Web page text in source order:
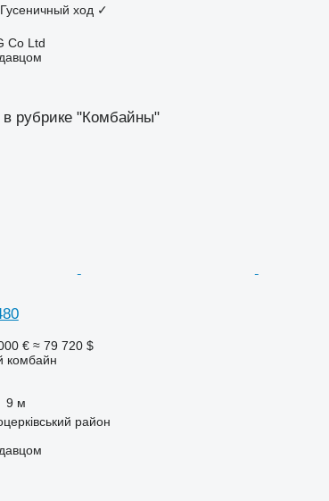
Гусеничный ход ✓
Co Ltd
в рубрике "Комбайны"
€ ≈ 79 720 $
комбайн
9 м
район